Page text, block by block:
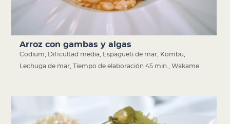
Arroz con gambas y algas
Codium Dificultad media Espagueti de mar Kombu
Lechuga de mar ,Tiempo de elaboración 45 min. ,Wakame